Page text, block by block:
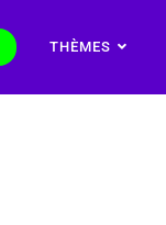
THÈMES